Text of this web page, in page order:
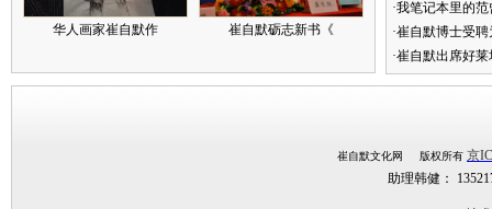
华人画家崔自默作 崔自默砺志新书《
·我笔记本里的
·崔自默博士受
·崔自默出席好
崔自默文化网 版权所有 京
助理韩健：